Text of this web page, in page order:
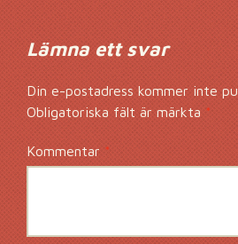
Lämna ett svar
Din e-postadress kommer inte
Obligatoriska fält är märkta*
Kommentar*